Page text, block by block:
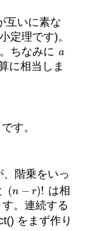
互いに素な
定理です)。
ちなみに a
に相当しま
す。
階乗をいっ
(n
は相
。連続する
をまず作り